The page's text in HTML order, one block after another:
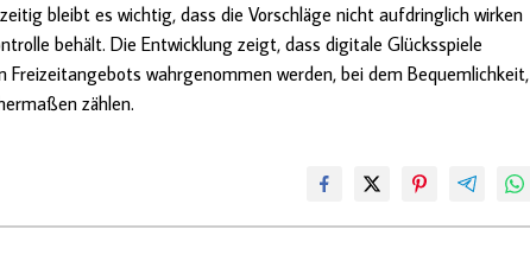
bleibt es wichtig, dass die Vorschläge nicht aufdringlich wirken
behält. Die Entwicklung zeigt, dass digitale Glücksspiele
Freizeitangebots wahrgenommen werden, bei dem Bequemlichkeit,
zählen.